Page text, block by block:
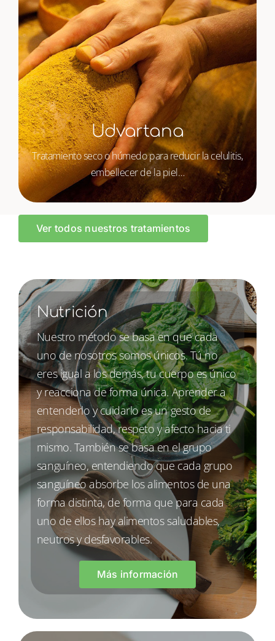
Udvartana
Tratamiento seco o húmedo para reducir la celulitis,
embellecer de la piel…
Ver todos nuestros tratamientos
Nutrición
Nuestro método se basa en que cada
uno de nosotros somos únicos. Tú no
eres igual a los demás, tu cuerpo es único
y reacciona de forma única. Aprender a
entenderlo y cuidarlo es un gesto de
responsabilidad, respeto y afecto hacia ti
mismo. También se basa en el grupo
sanguíneo, entendiendo que cada grupo
sanguíneo absorbe los alimentos de una
forma distinta, de forma que para cada
uno de ellos hay alimentos saludables,
neutros y desfavorables.
Más información